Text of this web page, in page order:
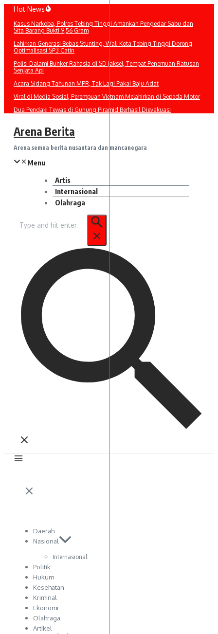
Lewati
konten
Hot News
Kasus Narkoba, Polres Tebing Tinggi Amankan Pengedar Sabu dan
Sita Barang Bukti 9,56 Gram
Lahirkan Generasi Bebas Stunting, Wali Kota Tebing Tinggi Dorong
Optimalisasi SP3 Catin
Polisi Dalami Bunker Rahasia di SD Jaksel, Tempat Penemuan Ratusan
Senjata Api
Acara Sidang Tahunan MPR, Tak Lagi Pakai Baju Adat
Viral di Media Sosial, Perempuan Vietnam Melahirkan di Sepeda Motor
Dua Pendaki Tewas di Gunung Piramid Berhasil Dievakuasi
Arena Berita
Arena semua berita nusantara dan mancanegara
Menu
Artis
Internasional
Olahraga
untuk:
Daerah
Nasional
Internasional
Politik
Hukum
Kesehatan
Kriminal
Ekonomi
Olahraga
Artikel